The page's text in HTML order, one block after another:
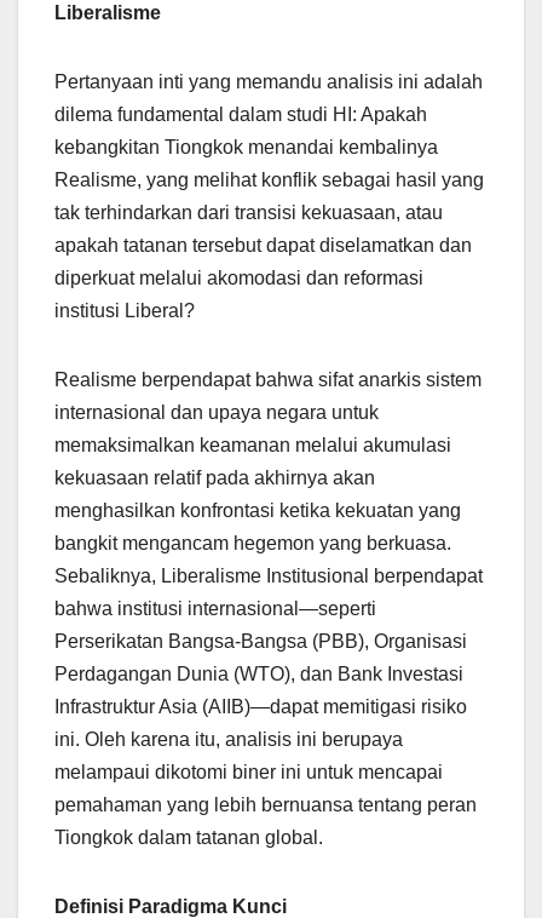
Liberalisme
Pertanyaan inti yang memandu analisis ini adalah
dilema fundamental dalam studi HI: Apakah
kebangkitan Tiongkok menandai kembalinya
Realisme, yang melihat konflik sebagai hasil yang
tak terhindarkan dari transisi kekuasaan, atau
apakah tatanan tersebut dapat diselamatkan dan
diperkuat melalui akomodasi dan reformasi
institusi Liberal?
Realisme berpendapat bahwa sifat anarkis sistem
internasional dan upaya negara untuk
memaksimalkan keamanan melalui akumulasi
kekuasaan relatif pada akhirnya akan
menghasilkan konfrontasi ketika kekuatan yang
bangkit mengancam hegemon yang berkuasa.
Sebaliknya, Liberalisme Institusional berpendapat
bahwa institusi internasional—seperti
Perserikatan Bangsa-Bangsa (PBB), Organisasi
Perdagangan Dunia (WTO), dan Bank Investasi
Infrastruktur Asia (AIIB)—dapat memitigasi risiko
ini. Oleh karena itu, analisis ini berupaya
melampaui dikotomi biner ini untuk mencapai
pemahaman yang lebih bernuansa tentang peran
Tiongkok dalam tatanan global.
Definisi Paradigma Kunci